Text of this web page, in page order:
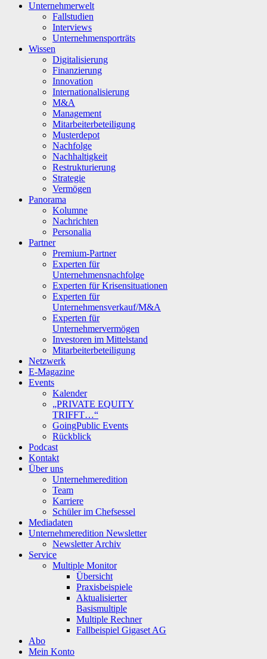
Unternehmerwelt
Fallstudien
Interviews
Unternehmensporträts
Wissen
Digitalisierung
Finanzierung
Innovation
Internationalisierung
M&A
Management
Mitarbeiterbeteiligung
Musterdepot
Nachfolge
Nachhaltigkeit
Restrukturierung
Strategie
Vermögen
Panorama
Kolumne
Nachrichten
Personalia
Partner
Premium-Partner
Experten für
Unternehmensnachfolge
Experten für Krisensituationen
Experten für
Unternehmensverkauf/M&A
Experten für
Unternehmervermögen
Investoren im Mittelstand
Mitarbeiterbeteiligung
Netzwerk
E-Magazine
Events
Kalender
„PRIVATE EQUITY
TRIFFT…“
GoingPublic Events
Rückblick
Podcast
Kontakt
Über uns
Unternehmeredition
Team
Karriere
Schüler im Chefsessel
Mediadaten
Unternehmeredition Newsletter
Newsletter Archiv
Service
Multiple Monitor
Übersicht
Praxisbeispiele
Aktualisierter
Basismultiple
Multiple Rechner
Fallbeispiel Gigaset AG
Abo
Mein Konto